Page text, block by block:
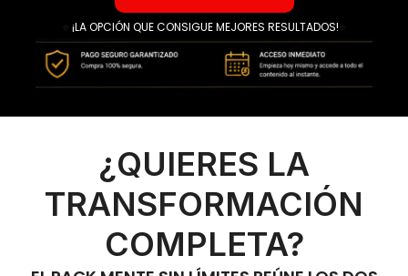
⭐ ¡LA OPCIÓN QUE CONSIGUE MEJORES RESULTADOS! ⭐
¿QUIERES LA
TRANSFORMACIÓN
COMPLETA?